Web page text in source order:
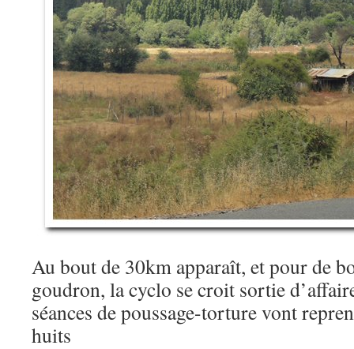
Au bout de 30km apparaît, et pour de
goudron, la cyclo se croit sortie
séances de poussage-torture vont
huits